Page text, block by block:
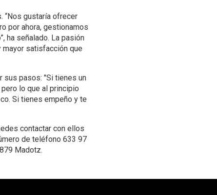
“Nos gustaría ofrecer
por ahora, gestionamos
ha señalado. La pasión
mayor satisfacción que
sus pasos: "Si tienes un
lo que al principio
Si tienes empeño y te
contactar con ellos
de teléfono 633 97
Madotz.